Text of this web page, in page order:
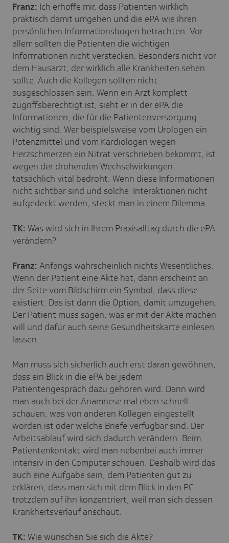
Franz: Ich erhoffe mir, dass Patienten wirklich
praktisch damit umgehen und die ePA wie ihren
persönlichen Informationsbogen betrachten. Vor
allem sollten die Patienten die wichtigen
Informationen nicht verstecken. Besonders nicht vor
dem Hausarzt, der wirklich alle Krankheiten sehen
sollte. Auch die Kollegen sollten nicht
ausgeschlossen sein. Wenn ein Arzt komplett
zugriffsberechtigt ist, sieht er in der ePA die
Informationen, die für die Patientenversorgung
wichtig sind. Wer beispielsweise vom Urologen ein
Potenzmittel und vom Kardiologen wegen
Herzschmerzen ein Nitrat verschrieben bekommt, ist
wegen der drohenden Wechselwirkungen
tatsächlich vital bedroht. Wenn diese Informationen
nicht sichtbar sind und solche Interaktionen nicht
aufgedeckt werden, steckt man in einem Dilemma.
TK: Was wird sich in Ihrem Praxisalltag durch die ePA
verändern?
Franz: Anfangs wahrscheinlich nichts Wesentliches.
Wenn der Patient eine Akte hat, dann erscheint an
der Seite vom Bildschirm ein Symbol, dass diese
existiert. Das ist dann die Option, damit umzugehen.
Der Patient muss sagen, was er mit der Akte machen
will und dafür auch seine Gesundheitskarte einlesen
lassen.
Man muss sich sicherlich auch erst daran gewöhnen,
dass ein Blick in die ePA bei jedem
Patientengespräch dazu gehören wird. Dann wird
man auch bei der Anamnese mal eben schnell
schauen, was von anderen Kollegen eingestellt
worden ist oder welche Briefe verfügbar sind. Der
Arbeitsablauf wird sich dadurch verändern. Beim
Patientenkontakt wird man nebenbei auch immer
intensiv in den Computer schauen. Deshalb wird das
auch eine Aufgabe sein, dem Patienten gut zu
erklären, dass man sich mit dem Blick in den PC
trotzdem auf ihn konzentriert, weil man sich dessen
Krankheitsverlauf anschaut.
TK: Wie wünschen Sie sich die Akte?